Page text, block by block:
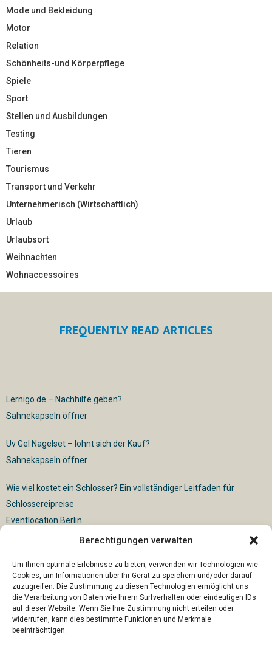
Berechtigungen verwalten
Um Ihnen optimale Erlebnisse zu bieten, verwenden wir Technologien wie
Cookies, um Informationen über Ihr Gerät zu speichern und/oder darauf
zuzugreifen. Die Zustimmung zu diesen Technologien ermöglicht uns
die Verarbeitung von Daten wie Ihrem Surfverhalten oder eindeutigen IDs
auf dieser Website. Wenn Sie Ihre Zustimmung nicht erteilen oder
widerrufen, kann dies bestimmte Funktionen und Merkmale
beeinträchtigen.
Mode und Bekleidung
Motor
Relation
Schönheits-und Körperpflege
Spiele
Sport
Stellen und Ausbildungen
Testing
Tieren
Tourismus
Transport und Verkehr
Unternehmerisch (Wirtschaftlich)
Urlaub
Urlaubsort
Weihnachten
Wohnaccessoires
FREQUENTLY READ ARTICLES
Lernigo.de – Nachhilfe geben?
Sahnekapseln öffner
Uv Gel Nagelset – lohnt sich der Kauf?
Sahnekapseln öffner
Wie viel kostet ein Schlosser? Ein vollständiger Leitfaden für
Schlossereipreise
Eventlocation Berlin
Für die vollautomatische Sackentleerung gibt es vielfältige
Lösungen